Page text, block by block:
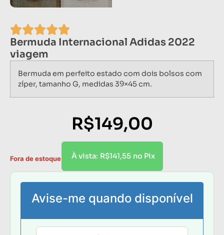
Bermuda Internacional Adidas 2022
viagem
Bermuda em perfeito estado com dois bolsos com
zíper, tamanho G, medidas 39×45 cm.
R$149,00
À vista: R$141,55 no Pix
Fora de estoque
Avise-me quando disponível